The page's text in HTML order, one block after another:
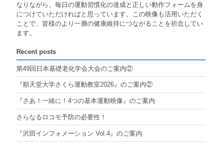
なりながら、毎日の運動習慣化の達成と正しい動作フォームを身
につけていただければと思っています。この映像も活用いただく
ことで、皆様のより一層の健康維持につながることを祈念してい
ます。
Recent posts
第49回日本基礎老化学会大会のご案内②
『順天堂大学さくら運動教室2026』のご案内②
『さあ！一緒に！4つの基本運動映像』のご案内
さらなるロコモ予防の必要性！
『沢田インフォメーション Vol.4』のご案内